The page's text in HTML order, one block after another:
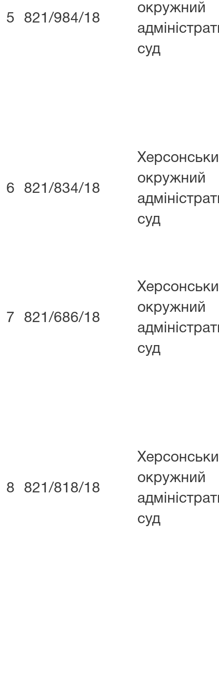
5 821/984/18
окружний
суд
6 821/834/18
окружний
суд
7 821/686/18
окружний
суд
8 821/818/18
окружний
суд